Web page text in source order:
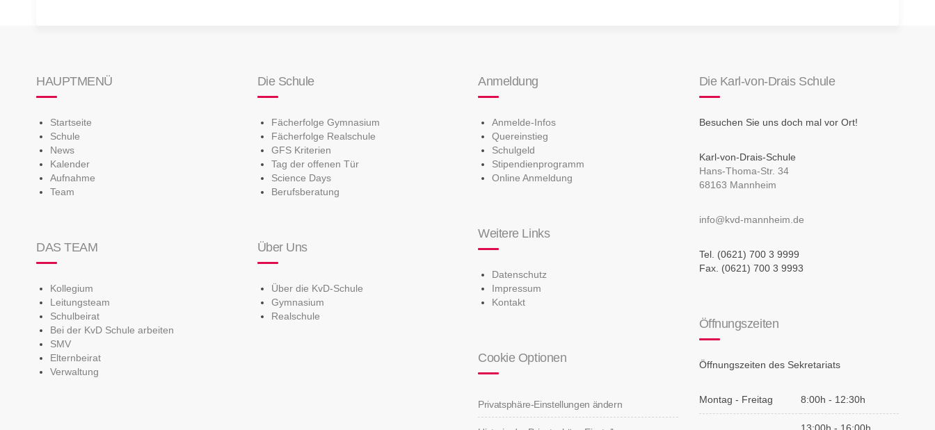
HAUPTMENÜ
Startseite
Schule
News
Kalender
Aufnahme
Team
DAS TEAM
Kollegium
Leitungsteam
Schulbeirat
Bei der KvD Schule arbeiten
SMV
Elternbeirat
Verwaltung
Die Schule
Fächerfolge Gymnasium
Fächerfolge Realschule
GFS Kriterien
Tag der offenen Tür
Science Days
Berufsberatung
Über Uns
Über die KvD-Schule
Gymnasium
Realschule
Anmeldung
Anmelde-Infos
Quereinstieg
Schulgeld
Stipendienprogramm
Online Anmeldung
Weitere Links
Datenschutz
Impressum
Kontakt
Cookie Optionen
Privatsphäre-Einstellungen ändern
Die Karl-von-Drais Schule
Besuchen Sie uns doch mal vor Ort!
Karl-von-Drais-Schule
Hans-Thoma-Str. 34
68163 Mannheim
info@kvd-mannheim.de
Tel. (0621) 700 3 9999
Fax. (0621) 700 3 9993
Öffnungszeiten
Öffnungszeiten des Sekretariats
Montag - Freitag 8:00h - 12:30h